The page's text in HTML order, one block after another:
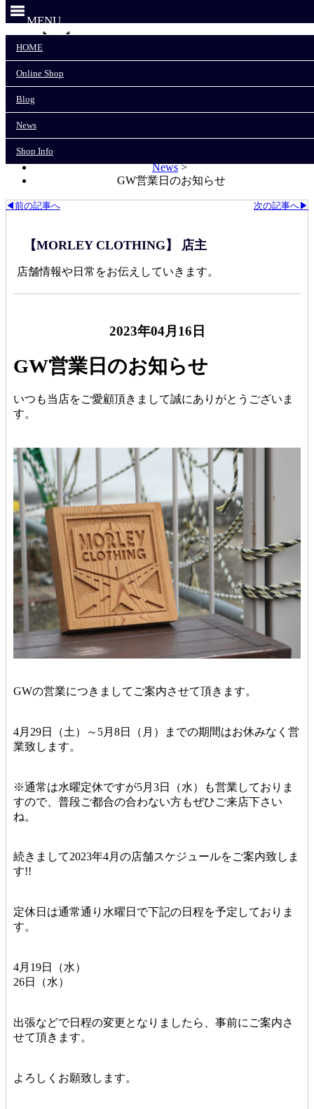
Online Shop
News
MENU
HOME
Online Shop
Blog
News
Shop Info
News>
GW営業日のお知らせ
次の記事へ▶
◀前の記事へ
【MORLEY CLOTHING】 店主
店舗情報や日常をお伝えしていきます。
2023年04月16日
GW営業日のお知らせ
いつも当店をご愛顧頂きまして誠にありがとうございま
す。
GWの営業につきましてご案内させて頂きます。
4月29日（土）～5月8日（月）までの期間はお休みなく営
業致します。
※通常は水曜定休ですが5月3日（水）も営業しておりま
すので、普段ご都合の合わない方もぜひご来店下さい
ね。
続きまして2023年4月の店舗スケジュールをご案内致しま
す!!
定休日は通常通り水曜日で下記の日程を予定しておりま
す。
4月19日（水）
26日（水）
出張などで日程の変更となりましたら、事前にご案内さ
せて頂きます。
よろしくお願致します。